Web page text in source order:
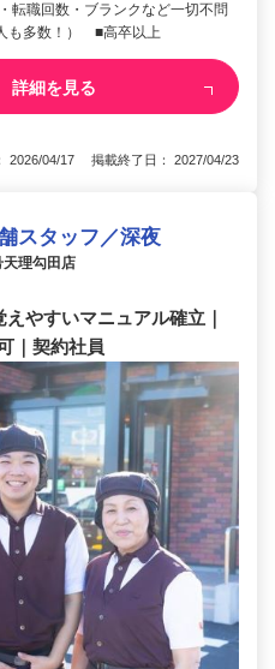
職回数・ブランクなど一切不問
も多数！） ■高卒以上
詳細を見る
2026/04/17 掲載終了日： 2027/04/23
スタッフ／深夜
理勾田店
やすいマニュアル確立｜
｜契約社員